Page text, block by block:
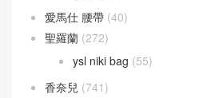
愛馬仕 腰帶 (40)
聖羅蘭 (272)
ysl niki bag (55)
香奈兒 (741)